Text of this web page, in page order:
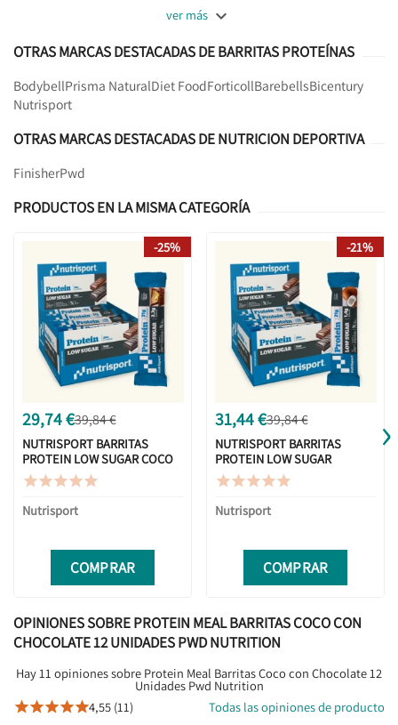
ver más 
OTRAS MARCAS DESTACADAS DE BARRITAS PROTEÍNAS
BodybellPrisma NaturalDiet FoodForticollBarebellsBicentury
Nutrisport
OTRAS MARCAS DESTACADAS DE NUTRICION DEPORTIVA
FinisherPwd
PRODUCTOS EN LA MISMA CATEGORÍA
29,74 €39,84 €
NUTRISPORT BARRITAS
PROTEIN LOW SUGAR COCO
16 UNIDADES

Nutrisport
COMPRAR
-25%
31,44 €39,84 €
NUTRISPORT BARRITAS
PROTEIN LOW SUGAR
CHOCO-NUTS 16 UNIDADES

Nutrisport
COMPRAR
-21%
›
OPINIONES SOBRE PROTEIN MEAL BARRITAS COCO CON
CHOCOLATE 12 UNIDADES PWD NUTRITION
Hay 11 opiniones sobre Protein Meal Barritas Coco con Chocolate 12
Unidades Pwd Nutrition
4,55 (11) Todas las opiniones de producto